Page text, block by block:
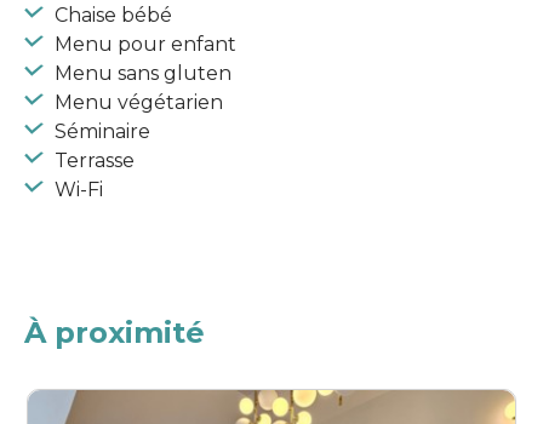
Chaise bébé
Menu pour enfant
Menu sans gluten
Menu végétarien
Séminaire
Terrasse
Wi-Fi
À proximité